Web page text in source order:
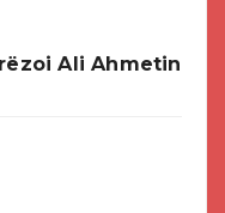
Ali Ahmetin